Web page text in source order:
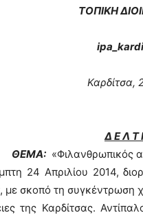
ΤΟΠΙΚΗ
Καρδίτσα,
Δ Ε Λ Τ
ΘΕΜΑ:«Φιλανθρωπικός
24 Απριλίου 2014,
σκοπό τη συγκέντρωση
της Καρδίτσας.